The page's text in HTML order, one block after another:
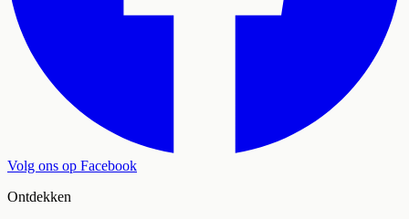
Volg ons op Facebook
Ontdekken